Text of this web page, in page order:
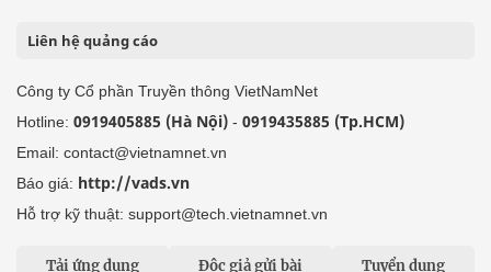
Liên hệ quảng cáo
Công ty Cổ phần Truyền thông VietNamNet
Hotline: 0919405885 (Hà Nội) - 0919435885 (Tp.HCM)
Email: contact@vietnamnet.vn
Báo giá: http://vads.vn
Hỗ trợ kỹ thuật: support@tech.vietnamnet.vn
Tải ứng dụng Độc giả gửi bài Tuyển dụng